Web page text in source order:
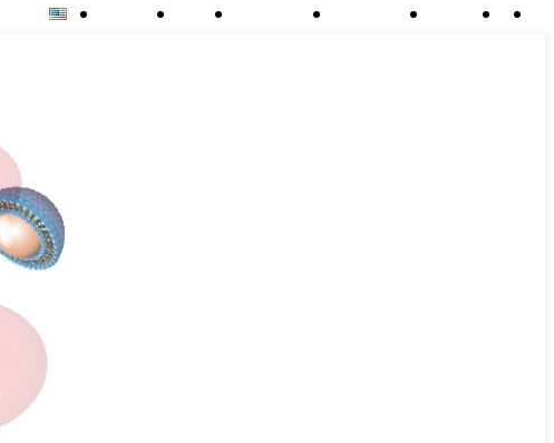
خانه محصولات مشاوره تغذیه آخرین مطالب درباره ما تماس با ما